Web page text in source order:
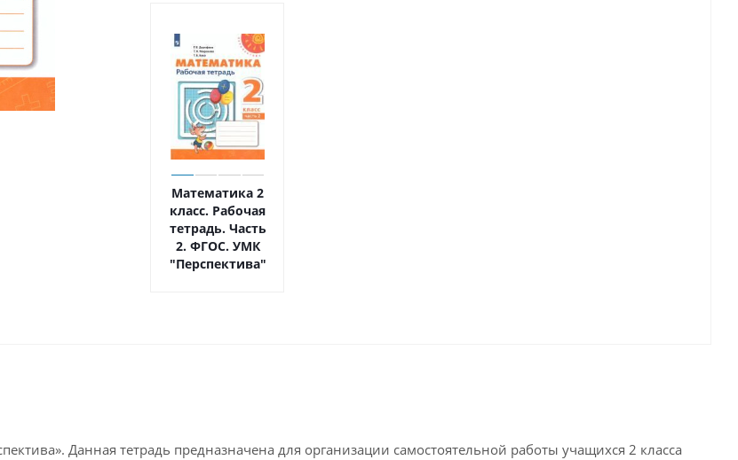
Математика 2
класс. Рабочая
тетрадь. Часть
2. ФГОС. УМК
"Перспектива"
Данная тетрадь предназначена для организации самостоятельной работы учащихся 2 класса